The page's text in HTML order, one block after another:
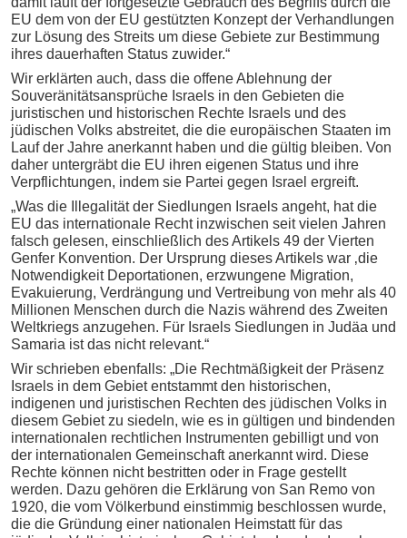
EU dem von der EU gestützten Konzept der Verhandlungen
zur Lösung des Streits um diese Gebiete zur Bestimmung
ihres dauerhaften Status zuwider.“
Wir erklärten auch, dass die offene Ablehnung der
Souveränitätsansprüche Israels in den Gebieten die
juristischen und historischen Rechte Israels und des
jüdischen Volks abstreitet, die die europäischen Staaten im
Lauf der Jahre anerkannt haben und die gültig bleiben. Von
daher untergräbt die EU ihren eigenen Status und ihre
Verpflichtungen, indem sie Partei gegen Israel ergreift.
„Was die Illegalität der Siedlungen Israels angeht, hat die
EU das internationale Recht inzwischen seit vielen Jahren
falsch gelesen, einschließlich des Artikels 49 der Vierten
Genfer Konvention. Der Ursprung dieses Artikels war ‚die
Notwendigkeit Deportationen, erzwungene Migration,
Evakuierung, Verdrängung und Vertreibung von mehr als 40
Millionen Menschen durch die Nazis während des Zweiten
Weltkriegs anzugehen. Für Israels Siedlungen in Judäa und
Samaria ist das nicht relevant.“
Wir schrieben ebenfalls: „Die Rechtmäßigkeit der Präsenz
Israels in dem Gebiet entstammt den historischen,
indigenen und juristischen Rechten des jüdischen Volks in
diesem Gebiet zu siedeln, wie es in gültigen und bindenden
internationalen rechtlichen Instrumenten gebilligt und von
der internationalen Gemeinschaft anerkannt wird. Diese
Rechte können nicht bestritten oder in Frage gestellt
werden. Dazu gehören die Erklärung von San Remo von
1920, die vom Völkerbund einstimmig beschlossen wurde,
die die Gründung einer nationalen Heimstatt für das